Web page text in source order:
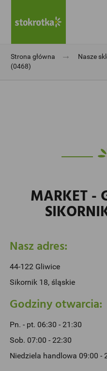
Strona główna → Nasze
(0468)
MARKET -
Nasz adres:
44-122 Gliwice
Sikornik 18, śląskie
Godziny otwarcia:
Pn. - pt. 06:30 - 21:30
Sob. 07:00 - 22:30
Niedziela handlowa 09:00 -